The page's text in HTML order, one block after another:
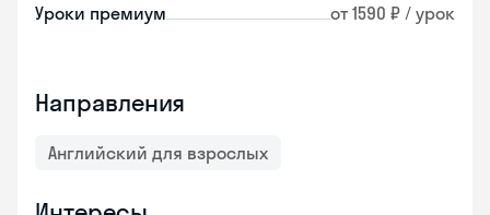
Уроки премиум от 1590 ₽ / урок
Направления
Английский для взрослых